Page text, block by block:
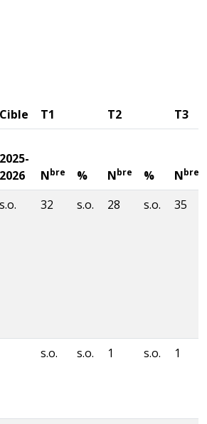
Cible T1 T2 T3
2025-
2026
Nbre % Nbre % Nbre
s.o. 32 s.o. 28 s.o. 35
s.o. s.o. 1 s.o. 1